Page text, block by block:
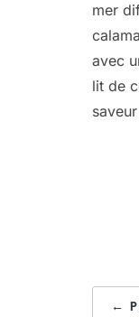
mer
avec
lit de
←